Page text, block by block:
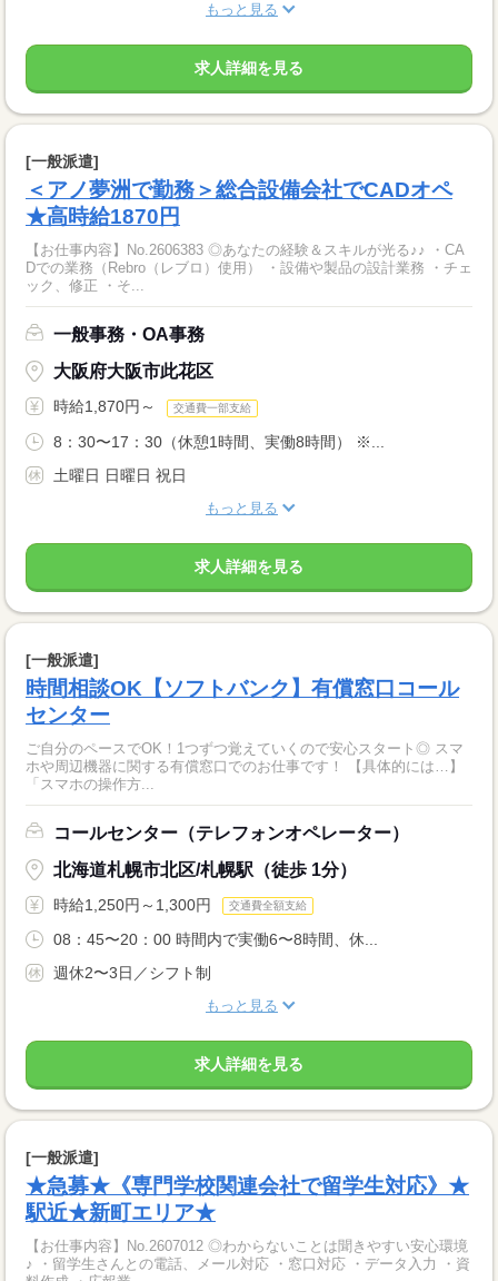
もっと見る
求人詳細を見る
[一般派遣]
＜アノ夢洲で勤務＞総合設備会社でCADオペ
★高時給1870円
【お仕事内容】No.2606383 ◎あなたの経験＆スキルが光る♪♪ ・CA
Dでの業務（Rebro（レブロ）使用） ・設備や製品の設計業務 ・チェ
ック、修正 ・そ...
一般事務・OA事務
大阪府大阪市此花区
時給1,870円～ 交通費一部支給
8：30〜17：30（休憩1時間、実働8時間） ※...
土曜日 日曜日 祝日
もっと見る
求人詳細を見る
[一般派遣]
時間相談OK【ソフトバンク】有償窓口コール
センター
ご自分のペースでOK！1つずつ覚えていくので安心スタート◎ スマ
ホや周辺機器に関する有償窓口でのお仕事です！ 【具体的には…】
「スマホの操作方...
コールセンター（テレフォンオペレーター）
北海道札幌市北区/札幌駅（徒歩 1分）
時給1,250円～1,300円 交通費全額支給
08：45〜20：00 時間内で実働6〜8時間、休...
週休2〜3日／シフト制
もっと見る
求人詳細を見る
[一般派遣]
★急募★《専門学校関連会社で留学生対応》★
駅近★新町エリア★
【お仕事内容】No.2607012 ◎わからないことは聞きやすい安心環境
♪ ・留学生さんとの電話、メール対応 ・窓口対応 ・データ入力 ・資